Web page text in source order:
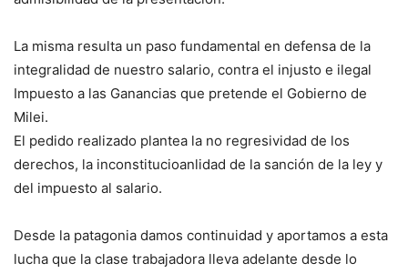
La misma resulta un paso fundamental en defensa de la
integralidad de nuestro salario, contra el injusto e ilegal
Impuesto a las Ganancias que pretende el Gobierno de
Milei.
El pedido realizado plantea la no regresividad de los
derechos, la inconstitucioanlidad de la sanción de la ley y
del impuesto al salario.
Desde la patagonia damos continuidad y aportamos a esta
lucha que la clase trabajadora lleva adelante desde lo